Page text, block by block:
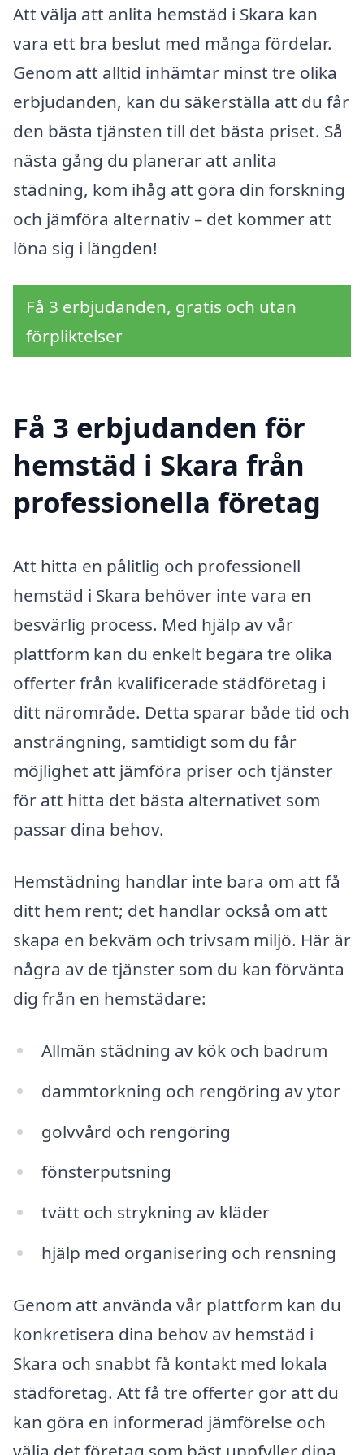
Att välja att anlita hemstäd i Skara kan
vara ett bra beslut med många fördelar.
Genom att alltid inhämtar minst tre olika
erbjudanden, kan du säkerställa att du får
den bästa tjänsten till det bästa priset. Så
nästa gång du planerar att anlita
städning, kom ihåg att göra din forskning
och jämföra alternativ – det kommer att
löna sig i längden!
Få 3 erbjudanden, gratis och utan
förpliktelser
Få 3 erbjudanden för
hemstäd i Skara från
professionella företag
Att hitta en pålitlig och professionell
hemstäd i Skara behöver inte vara en
besvärlig process. Med hjälp av vår
plattform kan du enkelt begära tre olika
offerter från kvalificerade städföretag i
ditt närområde. Detta sparar både tid och
ansträngning, samtidigt som du får
möjlighet att jämföra priser och tjänster
för att hitta det bästa alternativet som
passar dina behov.
Hemstädning handlar inte bara om att få
ditt hem rent; det handlar också om att
skapa en bekväm och trivsam miljö. Här är
några av de tjänster som du kan förvänta
dig från en hemstädare:
Allmän städning av kök och badrum
dammtorkning och rengöring av ytor
golvvård och rengöring
fönsterputsning
tvätt och strykning av kläder
hjälp med organisering och rensning
Genom att använda vår plattform kan du
konkretisera dina behov av hemstäd i
Skara och snabbt få kontakt med lokala
städföretag. Att få tre offerter gör att du
kan göra en informerad jämförelse och